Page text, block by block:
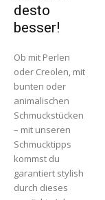
desto
besser!
Ob mit Perlen
oder Creolen, mit
bunten oder
animalischen
Schmuckstücken
– mit unseren
Schmucktipps
kommst du
garantiert stylish
durch dieses